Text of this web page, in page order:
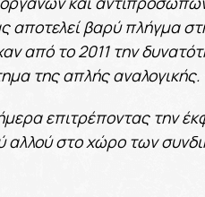
βαρύ πλήγμα
από το 2011 την
της απλής αναλογικής.
επιτρέποντας την
στο χώρο των